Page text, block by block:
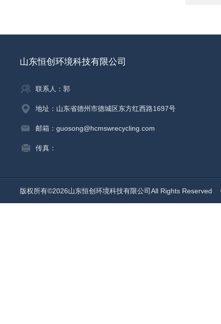
山东恒创环境科技有限公司
联系人：郭
地址：山东省德州市德城区东方红西路1697号
邮箱：guosong@hcmswrecycling.com
传真：
版权所有©2026山东恒创环境科技有限公司All Rights Reserved